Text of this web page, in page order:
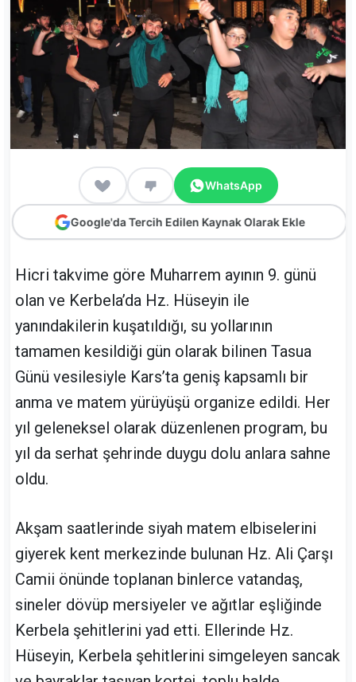
WhatsApp
Google'da Tercih Edilen Kaynak Olarak Ekle
Hicri takvime göre Muharrem ayının 9. günü
olan ve Kerbela’da Hz. Hüseyin ile
yanındakilerin kuşatıldığı, su yollarının
tamamen kesildiği gün olarak bilinen Tasua
Günü vesilesiyle Kars’ta geniş kapsamlı bir
anma ve matem yürüyüşü organize edildi. Her
yıl geleneksel olarak düzenlenen program, bu
yıl da serhat şehrinde duygu dolu anlara sahne
oldu.
Akşam saatlerinde siyah matem elbiselerini
giyerek kent merkezinde bulunan Hz. Ali Çarşı
Camii önünde toplanan binlerce vatandaş,
sineler dövüp mersiyeler ve ağıtlar eşliğinde
Kerbela şehitlerini yad etti. Ellerinde Hz.
Hüseyin, Kerbela şehitlerini simgeleyen sancak